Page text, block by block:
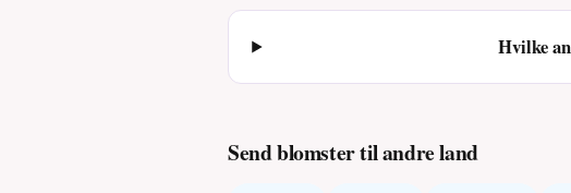
Hvilke
Send blomster til andre land